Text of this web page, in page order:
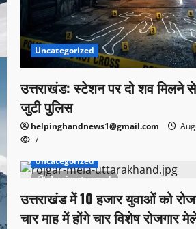
Uncategorized
उत्तराखंड: स्टेशन पर दो शव मिलने
जुटी पुलिस
helpinghandnews1@gmail.com
7
1 minute read
Uncategorized
उत्तराखंड में 10 हजार युवाओं को
चार माह में होंगे चार विशेष रोजगार